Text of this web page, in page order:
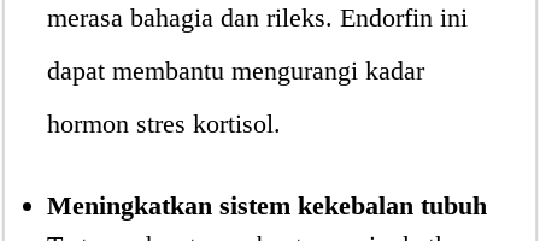
merasa bahagia dan rileks. Endorfin ini
dapat membantu mengurangi kadar
hormon stres kortisol.
Meningkatkan sistem kekebalan tubuh